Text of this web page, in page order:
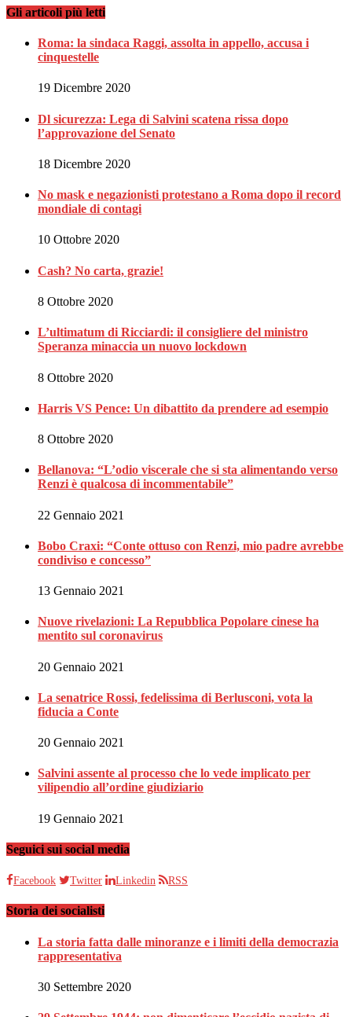
Gli articoli più letti
Roma: la sindaca Raggi, assolta in appello, accusa i
cinquestelle
19 Dicembre 2020
Dl sicurezza: Lega di Salvini scatena rissa dopo
l’approvazione del Senato
18 Dicembre 2020
No mask e negazionisti protestano a Roma dopo il record
mondiale di contagi
10 Ottobre 2020
Cash? No carta, grazie!
8 Ottobre 2020
L’ultimatum di Ricciardi: il consigliere del ministro
Speranza minaccia un nuovo lockdown
8 Ottobre 2020
Harris VS Pence: Un dibattito da prendere ad esempio
8 Ottobre 2020
Bellanova: “L’odio viscerale che si sta alimentando verso
Renzi è qualcosa di incommentabile”
22 Gennaio 2021
Bobo Craxi: “Conte ottuso con Renzi, mio padre avrebbe
condiviso e concesso”
13 Gennaio 2021
Nuove rivelazioni: La Repubblica Popolare cinese ha
mentito sul coronavirus
20 Gennaio 2021
La senatrice Rossi, fedelissima di Berlusconi, vota la
fiducia a Conte
20 Gennaio 2021
Salvini assente al processo che lo vede implicato per
vilipendio all’ordine giudiziario
19 Gennaio 2021
Seguici sui social media
Facebook Twitter Linkedin RSS
Storia dei socialisti
La storia fatta dalle minoranze e i limiti della democrazia
rappresentativa
30 Settembre 2020